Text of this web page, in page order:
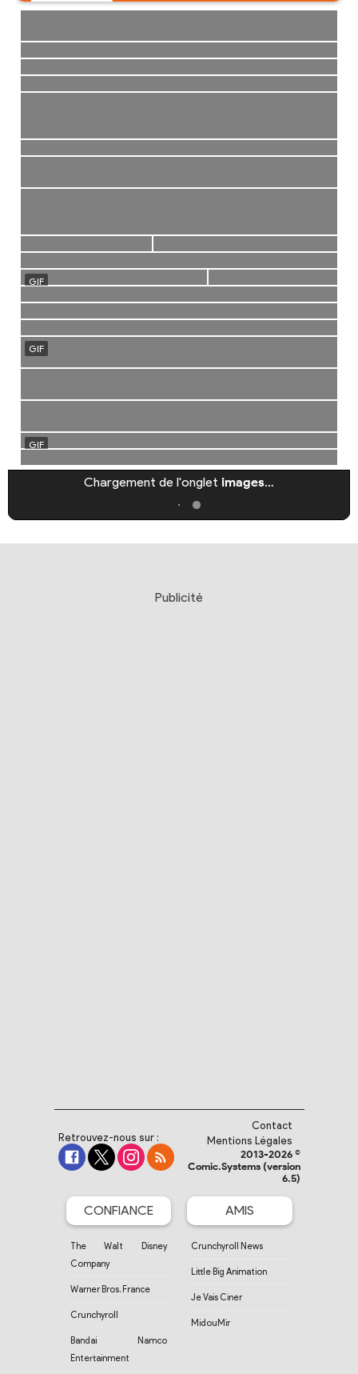
Chargement de l'onglet images…
Publicité
Retrouvez-nous sur :
Contact
Mentions Légales
2013-2026 ©
Comic.Systems (version
6.5)
CONFIANCE
The Walt Disney
Company
Warner Bros. France
Crunchyroll
Bandai Namco
Entertainment
AMIS
Crunchyroll News
Little Big Animation
Je Vais Ciner
MidouMir